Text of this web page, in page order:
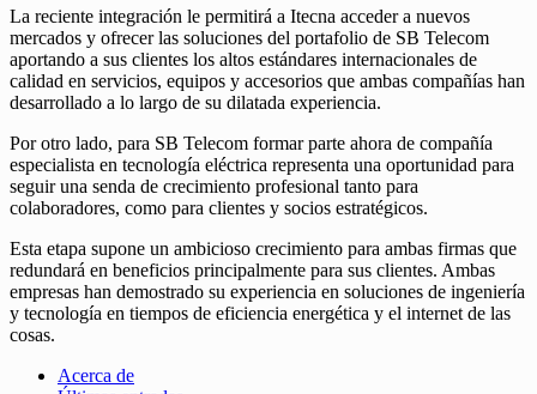
La reciente integración le permitirá a Itecna acceder a nuevos
mercados y ofrecer las soluciones del portafolio de SB Telecom
aportando a sus clientes los altos estándares internacionales de
calidad en servicios, equipos y accesorios que ambas compañías han
desarrollado a lo largo de su dilatada experiencia.
Por otro lado, para SB Telecom formar parte ahora de compañía
especialista en tecnología eléctrica representa una oportunidad para
seguir una senda de crecimiento profesional tanto para
colaboradores, como para clientes y socios estratégicos.
Esta etapa supone un ambicioso crecimiento para ambas firmas que
redundará en beneficios principalmente para sus clientes. Ambas
empresas han demostrado su experiencia en soluciones de ingeniería
y tecnología en tiempos de eficiencia energética y el internet de las
cosas.
Acerca de